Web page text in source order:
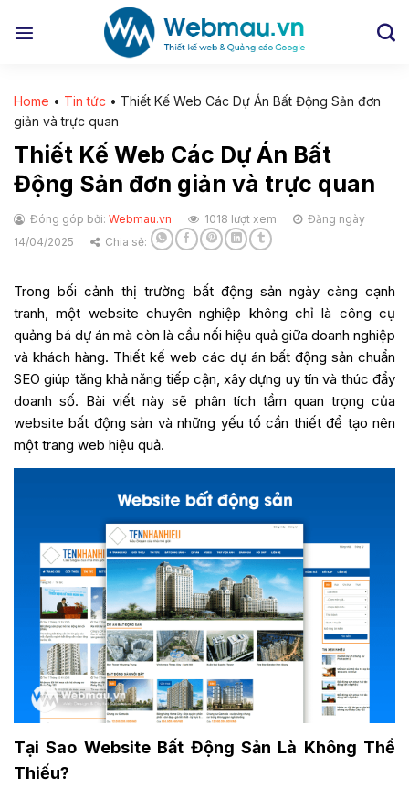
đến
Home • Tin tức • Thiết Kế Web Các Dự Án Bất Động Sản đơn
giản và trực quan
Thiết Kế Web Các Dự Án Bất
Động Sản đơn giản và trực quan
Đóng góp bởi: Webmau.vn 1018 lượt xem
Đăng ngày
14/04/2025
Chia sẻ:
Trong bối cảnh thị trường bất động sản ngày càng cạnh
tranh, một website chuyên nghiệp không chỉ là công cụ
quảng bá dự án mà còn là cầu nối hiệu quả giữa doanh nghiệp
và khách hàng. Thiết kế web các dự án bất động sản chuẩn
SEO giúp tăng khả năng tiếp cận, xây dựng uy tín và thúc đẩy
doanh số. Bài viết này sẽ phân tích tầm quan trọng của
website bất động sản và những yếu tố cần thiết để tạo nên
một trang web hiệu quả.
Tại Sao Website Bất Động Sản Là Không Thể
Thiếu?